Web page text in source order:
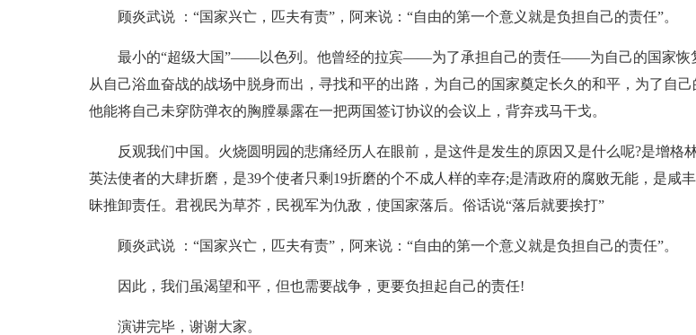
顾炎武说 ：“国家兴亡，匹夫有责”，阿来说：“自由的第一个意义就是负担自己的责任”。
最小的“超级大国”——以色列。他曾经的拉宾——为了承担自己的责任——为自己的国家恢
从自己浴血奋战的战场中脱身而出，寻找和平的出路，为自己的国家奠定长久的和平，为了自己
他能将自己未穿防弹衣的胸膛暴露在一把两国签订协议的会议上，背弃戎马干戈。
反观我们中国。火烧圆明园的悲痛经历人在眼前，是这件是发生的原因又是什么呢?是增格
英法使者的大肆折磨，是39个使者只剩19折磨的个不成人样的幸存;是清政府的腐败无能，是咸
昧推卸责任。君视民为草芥，民视军为仇敌，使国家落后。俗话说“落后就要挨打”
顾炎武说 ：“国家兴亡，匹夫有责”，阿来说：“自由的第一个意义就是负担自己的责任”。
因此，我们虽渴望和平，但也需要战争，更要负担起自己的责任!
演讲完毕，谢谢大家。